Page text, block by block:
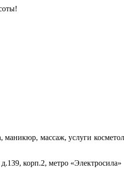
массаж, услуги
корп.2, метро «Электросила»